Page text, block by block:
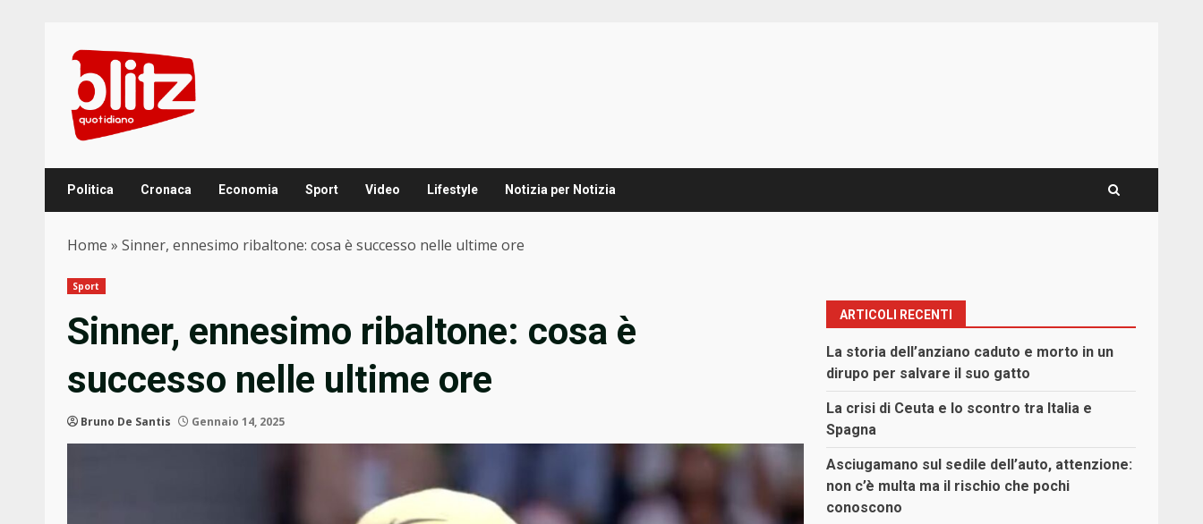
content
Politica Cronaca Economia Sport Video Lifestyle Notizia per Notizia
Home » Sinner, ennesimo ribaltone: cosa è successo nelle ultime ore
Sport
Sinner, ennesimo ribaltone: cosa è
successo nelle ultime ore
Bruno De Santis Gennaio 14, 2025
ARTICOLI RECENTI
La storia dell’anziano caduto e morto in un
dirupo per salvare il suo gatto
La crisi di Ceuta e lo scontro tra Italia e
Spagna
Asciugamano sul sedile dell’auto, attenzione:
non c’è multa ma il rischio che pochi
conoscono